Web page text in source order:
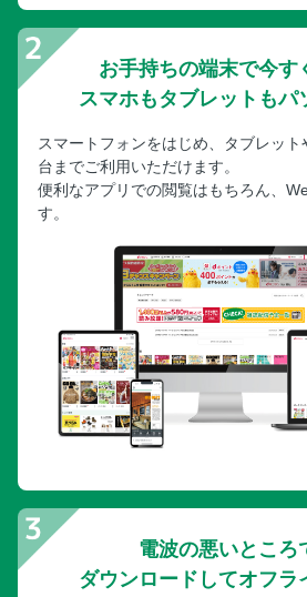
お手持ちの端末で今す
スマホもタブレットもパ
スマートフォンをはじめ、タブレッ
台までご利用いただけます。
便利なアプリでの閲覧はもちろん、
す。
電波の悪いところ
ダウンロードしてオフラ